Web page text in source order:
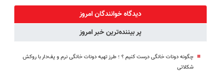
(پرسش‌نامه)
(پرسشنامه)
دیدگاه خوانندگان امروز
پر بیننده‌ترین خبر امروز
چگونه دونات خانگی درست کنیم ؟ ؛ طرز تهیه دونات خانگی نرم و پف‌دار با روکش
شکلاتی